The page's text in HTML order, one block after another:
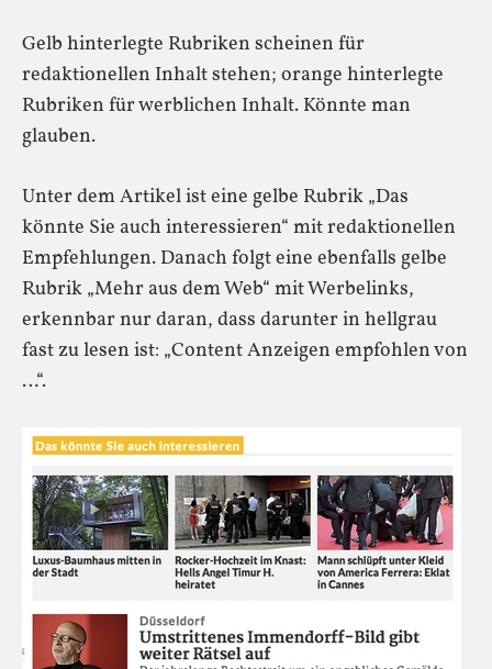
Gelb hinterlegte Rubriken scheinen für
redaktionellen Inhalt stehen; orange hinterlegte
Rubriken für werblichen Inhalt. Könnte man
glauben.
Unter dem Artikel ist eine gelbe Rubrik „Das
könnte Sie auch interessieren“ mit redaktionellen
Empfehlungen. Danach folgt eine ebenfalls gelbe
Rubrik „Mehr aus dem Web“ mit Werbelinks,
erkennbar nur daran, dass darunter in hellgrau
fast zu lesen ist: „Content Anzeigen empfohlen von
…“.